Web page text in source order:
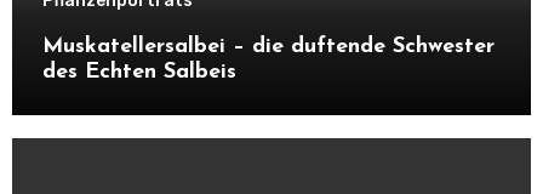
Muskatellersalbei – die duftende Schwester
des Echten Salbeis